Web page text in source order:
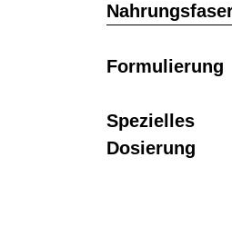
Formulierung
Spezielles
Dosierung